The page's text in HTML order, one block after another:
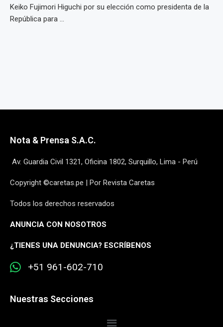
Keiko Fujimori Higuchi por su elección como presidenta de la
República para ...
Nota & Prensa S.A.C.
Av. Guardia Civil 1321, Oficina 1802, Surquillo, Lima - Perú
Copyright ©caretas.pe | Por Revista Caretas
Todos los derechos reservados
ANUNCIA CON NOSOTROS
¿TIENES UNA DENUNCIA? ESCRÍBENOS
+51 961-602-710
Nuestras Secciones